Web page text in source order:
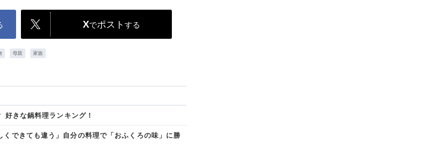
Xでポスト する
母親 家族
きな鍋料理ランキング！
くできても違う」自分の料理で「おふくろの味」に勝